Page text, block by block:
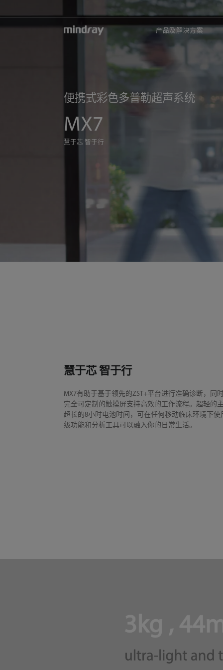
产品及解决方案
便携式彩色多普勒超声系统
MX7
慧于芯 智于行
慧于芯 智于行
MX7有助于基于领先的ZST+平台进行准确诊断，同
完全可定制的触摸屏支持高效的工作流程。超轻的
超长的8小时电池时间，可在任何移动临床环境下使
级功能和分析工具可以融入你的日常生活。